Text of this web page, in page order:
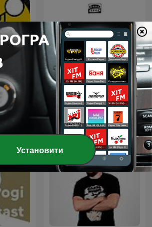
Mind El colegio invisible
Установити